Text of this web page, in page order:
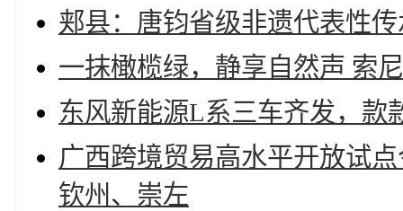
郏县：唐钧省级非遗代表性
一抹橄榄绿，静享自然声 索
东风新能源L系三车齐发，款
广西跨境贸易高水平开放试
钦州、崇左